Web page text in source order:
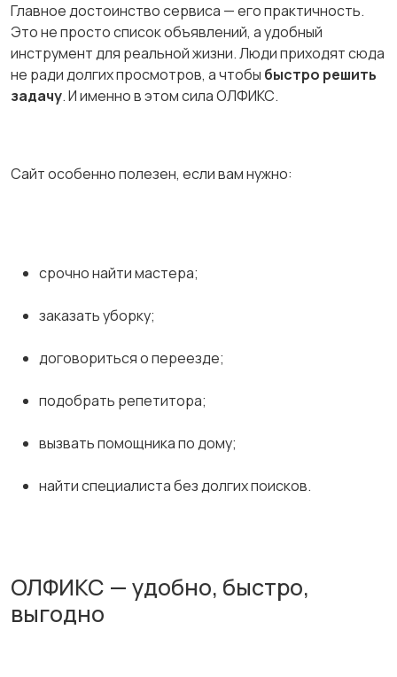
Главное достоинство сервиса — его практичность.
Это не просто список объявлений, а удобный
инструмент для реальной жизни. Люди приходят сюда
не ради долгих просмотров, а чтобы быстро решить
задачу. И именно в этом сила ОЛФИКС.
Сайт особенно полезен, если вам нужно:
срочно найти мастера;
заказать уборку;
договориться о переезде;
подобрать репетитора;
вызвать помощника по дому;
найти специалиста без долгих поисков.
ОЛФИКС — удобно, быстро,
выгодно